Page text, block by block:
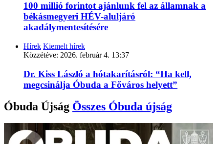
100 millió forintot ajánlunk fel az államnak a
békásmegyeri HÉV-aluljáró
akadálymentesítésére
Hírek Kiemelt hírek
Közzétéve: 2026. február 4. 13:37
Dr. Kiss László a hótakarításról: “Ha kell,
megcsinálja Óbuda a Főváros helyett”
Óbuda Újság Összes Óbuda újság